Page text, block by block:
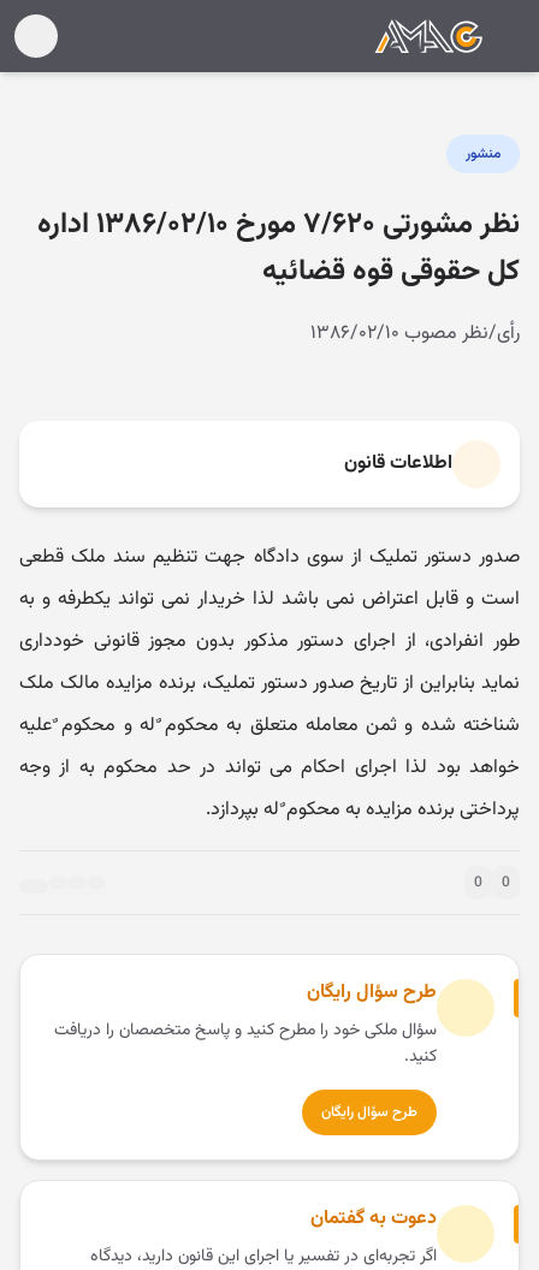
منشور
نظر مشورتی ۷/۶۲۰ مورخ ۱۳۸۶/۰۲/۱۰ اداره
کل حقوقی قوه قضائیه
رأی/نظر مصوب ۱۳۸۶/۰۲/۱۰
اطلاعات قانون
صدور دستور تملیک از سوی دادگاه جهت تنظیم سند ملک قطعی
است و قابل اعتراض نمی باشد لذا خریدار نمی تواند یکطرفه و به
طور انفرادی، از اجرای دستور مذکور بدون مجوز قانونی خودداری
نماید بنابراین از تاریخ صدور دستور تملیک، برنده مزایده مالک ملک
شناخته شده و ثمن معامله متعلق به محکوم ٌله و محکوم ٌعلیه
خواهد بود لذا اجرای احکام می تواند در حد محکوم به از وجه
پرداختی برنده مزایده به محکوم ٌله بپردازد.
0
0
طرح سؤال رایگان
سؤال ملکی خود را مطرح کنید و پاسخ متخصصان را دریافت
کنید.
طرح سؤال رایگان
دعوت به گفتمان
اگر تجربه‌ای در تفسیر یا اجرای این قانون دارید، دیدگاه